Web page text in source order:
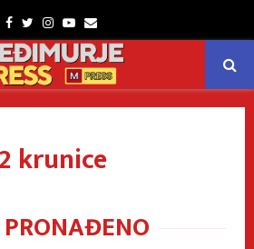
Facebook
TwitterInstagram
Youtube
Email
krunice
PRONAĐENO